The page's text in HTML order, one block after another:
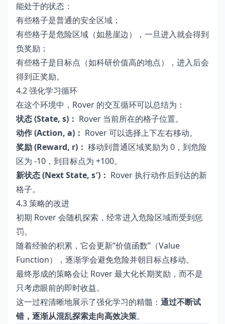
能处于的状态：
有些格子是普通的安全区域；
有些格子是危险区域（如悬崖边），一旦进入就会得到
负奖励；
有些格子是目标点（如科研价值高的地点），进入后会
得到正奖励。
4.2 强化学习循环
在这个环境中，Rover 的交互循环可以总结为：
状态 (State, s)： Rover 当前所在的格子位置。
动作 (Action, a)： Rover 可以选择上下左右移动。
奖励 (Reward, r)： 移动到普通区域奖励为 0，到危险
区为 -10，到目标点为 +100。
新状态 (Next State, s′)： Rover 执行动作后到达的新
格子。
4.3 策略的改进
初期 Rover 会随机探索，经常进入危险区域而受到惩
罚。
随着经验的积累，它会更新“价值函数”（Value
Function），逐渐学会避免危险并朝目标点移动。
最终形成的策略会让 Rover 最大化长期奖励，而不是
只考虑眼前的即时收益。
这一过程清晰地展示了强化学习的精髓： 通过不断试
错，逐渐从混乱探索走向高效决策。